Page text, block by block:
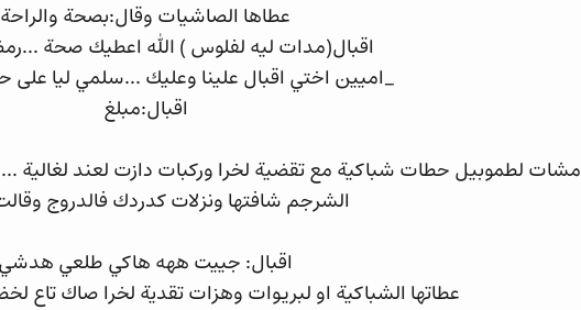
عطاها الصاشيات وقال:بصحة والراحة
اقبال(مدات ليه لفلوس ) الله اعطيك صحة
_اميين اختي اقبال علينا وعليك ...سلمي ليا على
اقبال:مبلغ
مشات لطموبيل حطات شباكية مع تقضية لخرا وركبات دازت لعند لغالية
الشرجم شافتها ونزلات كدردك فالدروج
اقبال: جييت ههه هاكي طلعي هدشي
عطاتها الشباكية او لبريوات وهزات تقدية لخرا صاك تاع